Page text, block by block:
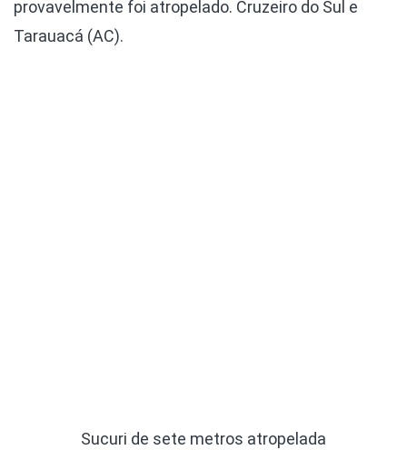
provavelmente foi atropelado. Cruzeiro do Sul e
Tarauacá (AC).
Sucuri de sete metros atropelada